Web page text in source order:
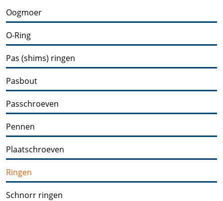
Oogmoer
O-Ring
Pas (shims) ringen
Pasbout
Passchroeven
Pennen
Plaatschroeven
Ringen
Schnorr ringen